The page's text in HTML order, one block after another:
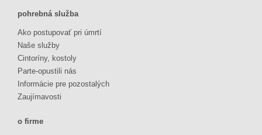
pohrebná služba
Ako postupovať pri úmrtí
Naše služby
Cintoríny, kostoly
Parte-opustili nás
Informácie pre pozostalých
Zaujímavosti
o firme